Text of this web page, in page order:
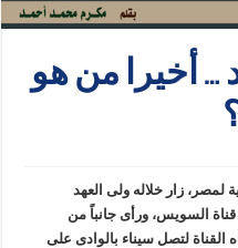
أخيرا من هو
لمصر، زار خلاله ولى العهد
السويس، ورأى جانباً من
القناة لتصل سيناء بالوادى على